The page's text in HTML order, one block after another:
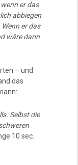
er das
abbiegen
er das
wäre dann
– und
das
Selbst die
10 sec.